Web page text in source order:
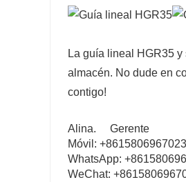
La guía lineal HGR35
almacén. No dude en
contigo!
Alina. Gerente
Móvil: +8615806967023
WhatsApp:
WeChat: